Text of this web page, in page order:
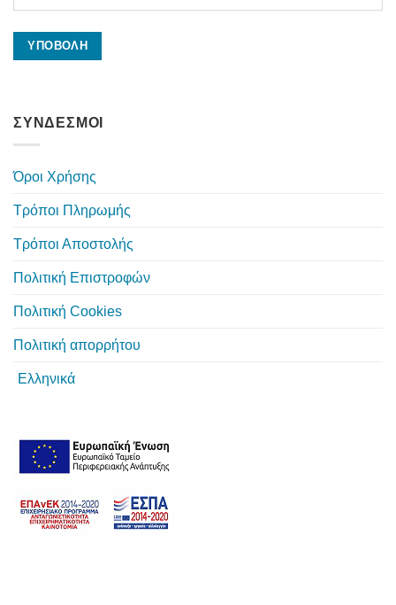
ΣΥΝΔΕΣΜΟΙ
Όροι Χρήσης
Τρόποι Πληρωμής
Τρόποι Αποστολής
Πολιτική Επιστροφών
Πολιτική Cookies
Πολιτική απορρήτου
Ελληνικά